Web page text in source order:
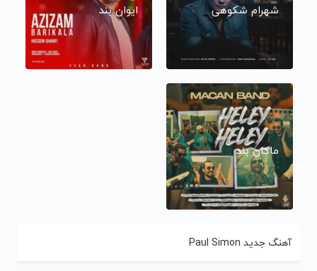
شهرام شکوهی ایوان بند
ماکان بند
آهنگ جدید Paul Simon